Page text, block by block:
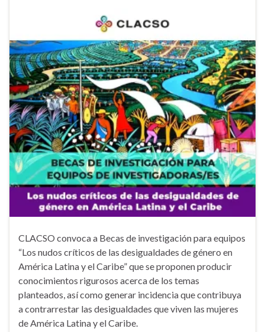
CLACSO convoca a Becas de investigación para equipos
“Los nudos críticos de las desigualdades de género en
América Latina y el Caribe” que se proponen producir
conocimientos rigurosos acerca de los temas
planteados, así como generar incidencia que contribuya
a contrarrestar las desigualdades que viven las mujeres
de América Latina y el Caribe.